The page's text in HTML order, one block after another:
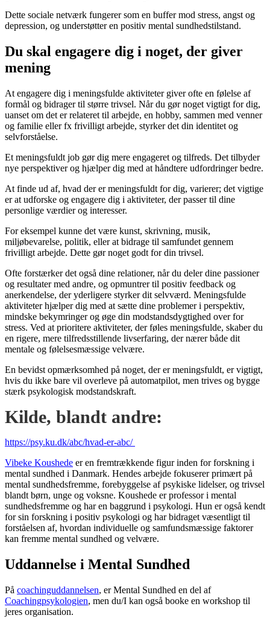
Dette sociale netværk fungerer som en buffer mod stress, angst og
depression, og understøtter en positiv mental sundhedstilstand.
Du skal engagere dig i noget, der giver
mening
At engagere dig i meningsfulde aktiviteter giver ofte en følelse af
formål og bidrager til større trivsel. Når du gør noget vigtigt for dig,
uanset om det er relateret til arbejde, en hobby, sammen med venner
og familie eller fx frivilligt arbejde, styrker det din identitet og
selvforståelse.
Et meningsfuldt job gør dig mere engageret og tilfreds. Det tilbyder
nye perspektiver og hjælper dig med at håndtere udfordringer bedre.
At finde ud af, hvad der er meningsfuldt for dig, varierer; det vigtige
er at udforske og engagere dig i aktiviteter, der passer til dine
personlige værdier og interesser.
For eksempel kunne det være kunst, skrivning, musik,
miljøbevarelse, politik, eller at bidrage til samfundet gennem
frivilligt arbejde. Dette gør noget godt for din trivsel.
Ofte forstærker det også dine relationer, når du deler dine passioner
og resultater med andre, og opmuntrer til positiv feedback og
anerkendelse, der yderligere styrker dit selvværd. Meningsfulde
aktiviteter hjælper dig med at sætte dine problemer i perspektiv,
mindske bekymringer og øge din modstandsdygtighed over for
stress. Ved at prioritere aktiviteter, der føles meningsfulde, skaber du
en rigere, mere tilfredsstillende livserfaring, der nærer både dit
mentale og følelsesmæssige velvære.
En bevidst opmærksomhed på noget, der er meningsfuldt, er vigtigt,
hvis du ikke bare vil overleve på automatpilot, men trives og bygge
stærk psykologisk modstandskraft.
Kilde, blandt andre:
https://psy.ku.dk/abc/hvad-er-abc/
Vibeke Koushede er en fremtrækkende figur inden for forskning i
mental sundhed i Danmark. Hendes arbejde fokuserer primært på
mental sundhedsfremme, forebyggelse af psykiske lidelser, og trivsel
blandt børn, unge og voksne. Koushede er professor i mental
sundhedsfremme og har en baggrund i psykologi. Hun er også kendt
for sin forskning i positiv psykologi og har bidraget væsentligt til
forståelsen af, hvordan individuelle og samfundsmæssige faktorer
kan fremme mental sundhed og velvære.
Uddannelse i Mental Sundhed
På coachinguddannelsen, er Mental Sundhed en del af
Coachingpsykologien, men du/I kan også booke en workshop til
jeres organisation.